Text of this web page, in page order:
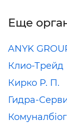
Еще
ANYK
Клио-Трейд
Кирко Р. П.
Гидра-